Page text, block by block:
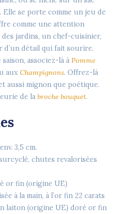
se porte comme un jeu de
comme une attention
jardins, un chef-cuisinier,
détail qui fait sourire.
associez-là à Pomme
aux Champignons. Offrez-là
aussi mignon que poétique.
de la broche bouquet.
3,5 cm.
chutes revalorisées
or fin (origine UE)
à la main, à l’or fin 22 carats
laiton (origine UE) doré or fin